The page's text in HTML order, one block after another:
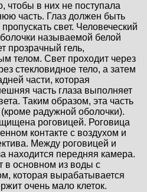
чтобы в них не поступала
часть. Глаз должен быть
свет. Человеческий
называемой белой
прозрачный гель,
телом. Свет проходит через
стекловидное тело, а затем
части, которая
часть глаза выполняет
Таким образом, эта часть
радужной оболочки).
роговицей. Роговица
контакте с воздухом и
Между роговицей и
находится передняя камера.
в основном из воды с
которая вырабатывается
очень мало клеток.